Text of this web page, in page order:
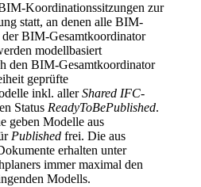
Koordinationssitzungen zur
statt, an denen alle BIM-
BIM-Gesamtkoordinator
modellbasiert
den BIM-Gesamtkoordinator
geprüfte
inkl. allerShared IFC-
Status ReadyToBePublished.
geben Modelle aus
Published frei. Die aus
erhalten unter
immer maximal den
Modells.